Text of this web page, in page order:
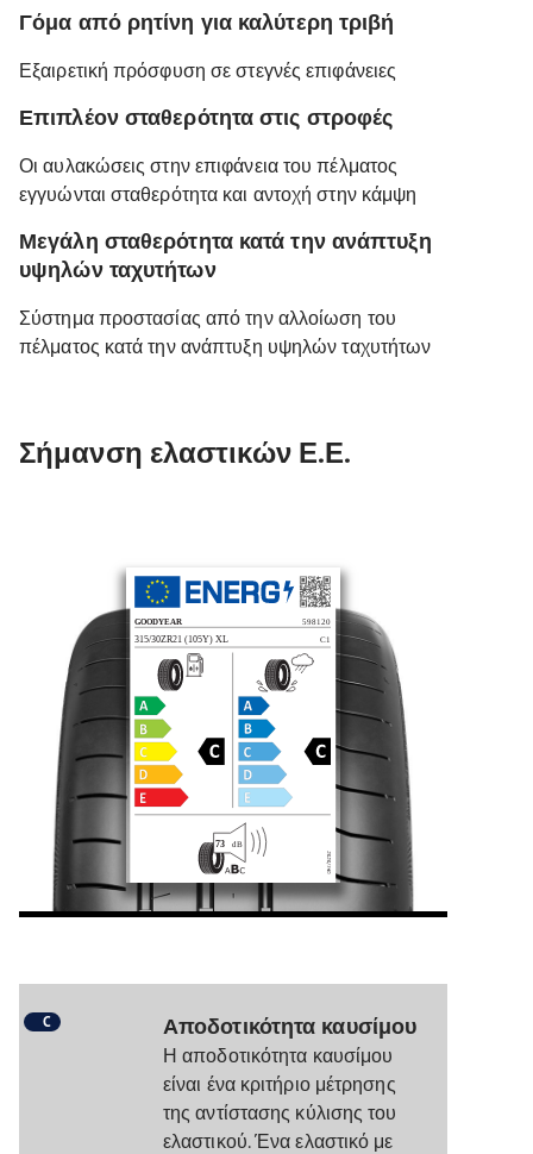
Γόμα από ρητίνη για καλύτερη τριβή
Εξαιρετική πρόσφυση σε στεγνές επιφάνειες
Επιπλέον σταθερότητα στις στροφές
Οι αυλακώσεις στην επιφάνεια του πέλματος
εγγυώνται σταθερότητα και αντοχή στην κάμψη
Μεγάλη σταθερότητα κατά την ανάπτυξη
υψηλών ταχυτήτων
Σύστημα προστασίας από την αλλοίωση του
πέλματος κατά την ανάπτυξη υψηλών ταχυτήτων
Σήμανση ελαστικών Ε.Ε.
C Αποδοτικότητα καυσίμου
Η αποδοτικότητα καυσίμου
είναι ένα κριτήριο μέτρησης
της αντίστασης κύλισης του
ελαστικού. Ένα ελαστικό με